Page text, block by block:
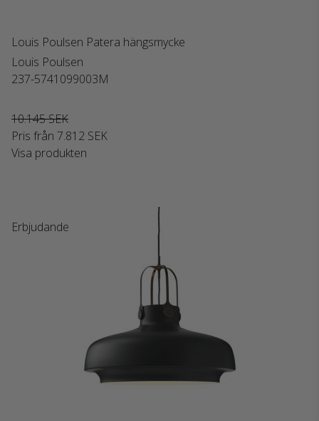
Louis Poulsen Patera hängsmycke
Louis Poulsen
237-5741099003M
10.145 SEK
Pris från 7.812 SEK
Visa produkten
Erbjudande